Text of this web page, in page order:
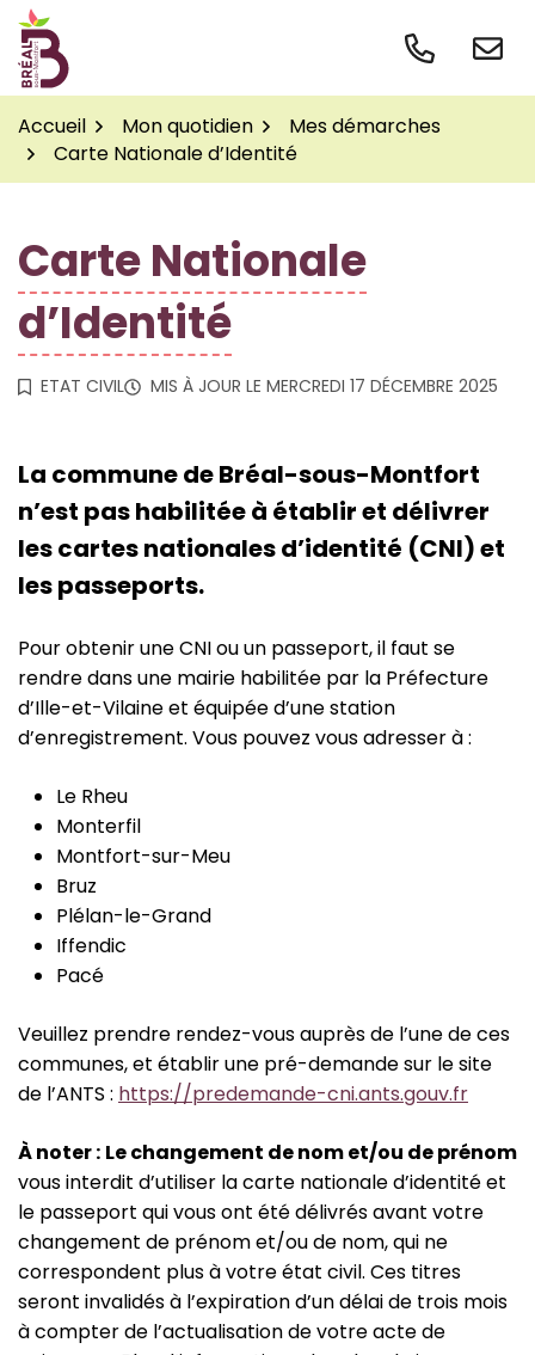
Gestion des traceurs
Aller
contenu
Accueil
Mon quotidien
Mes démarches
Carte Nationale d’Identité
Carte Nationale
d’Identité
ETAT CIVIL MIS À JOUR LE MERCREDI 17 DÉCEMBRE 2025
La commune de Bréal-sous-Montfort
n’est pas habilitée à établir et délivrer
les cartes nationales d’identité (CNI) et
les passeports.
Pour obtenir une CNI ou un passeport, il faut se
rendre dans une mairie habilitée par la Préfecture
d’Ille-et-Vilaine et équipée d’une station
d’enregistrement. Vous pouvez vous adresser à :
Le Rheu
Monterfil
Montfort-sur-Meu
Bruz
Plélan-le-Grand
Iffendic
Pacé
Veuillez prendre rendez-vous auprès de l’une de ces
communes, et établir une pré-demande sur le site
de l’ANTS : https://predemande-cni.ants.gouv.fr
Ànoter : Le changement de nom et/ou de prénom
vous interdit d’utiliser la carte nationale d’identité et
le passeport qui vous ont été délivrés avant votre
changement de prénom et/ou de nom, qui ne
correspondent plus à votre état civil. Ces titres
seront invalidés à l’expiration d’un délai de trois mois
à compter de l’actualisation de votre acte de